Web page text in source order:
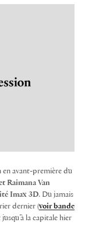
avant-première du
Raimana Van
Imax 3D. Du jamais
dernier (voir bande
la capitale hier